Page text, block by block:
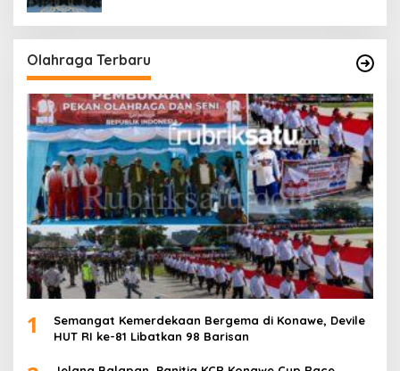
Olahraga Terbaru
1
Semangat Kemerdekaan Bergema di Konawe, Devile
HUT RI ke-81 Libatkan 98 Barisan